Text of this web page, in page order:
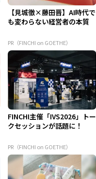
【見城徹×藤田晋】AI時代で
も変わらない経営者の本質
PR（FINCHI on GOETHE）
FINCHI主催「IVS2026」トー
クセッションが話題に！
PR（FINCHI on GOETHE）